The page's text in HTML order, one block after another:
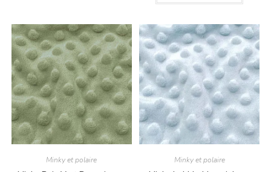
Minky et polaire Minky et polaire